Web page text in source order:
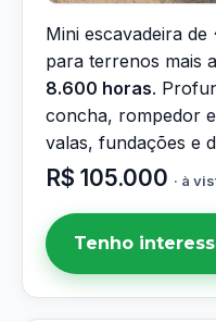
Mini escavadeira de
para terrenos mais
8.600 horas.
concha, rompedor
valas, fundações e
R$ 105.000 · à
Tenho